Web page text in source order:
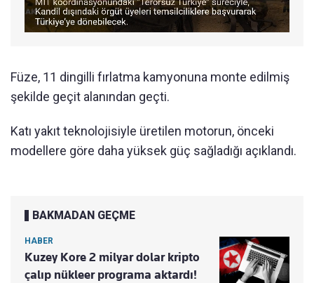
Füze, 11 dingilli fırlatma kamyonuna monte edilmiş
şekilde geçit alanından geçti.
Katı yakıt teknolojisiyle üretilen motorun, önceki
modellere göre daha yüksek güç sağladığı açıklandı.
BAKMADAN GEÇME
HABER
Kuzey Kore 2 milyar dolar kripto
çalıp nükleer programa aktardı!